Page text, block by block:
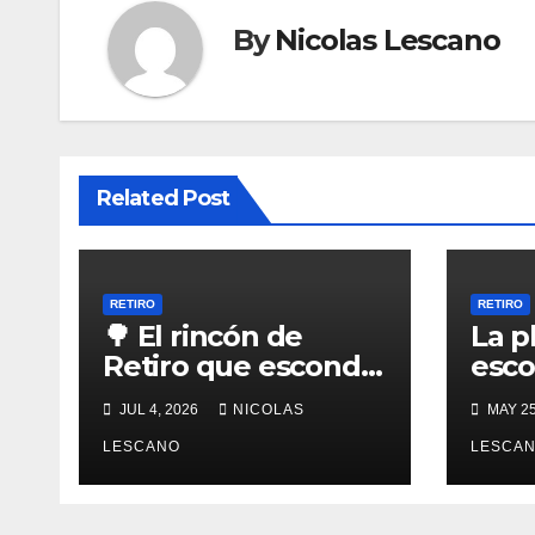
ByNicolas Lescano
Related Post
RETIRO
🌳 El rincón de
Retiro que esconde
una escultora
cubista y a un
jurista olvidado
JUL 4, 2026 NICOLAS
LESCANO
RETIRO
La
que
una
MAY